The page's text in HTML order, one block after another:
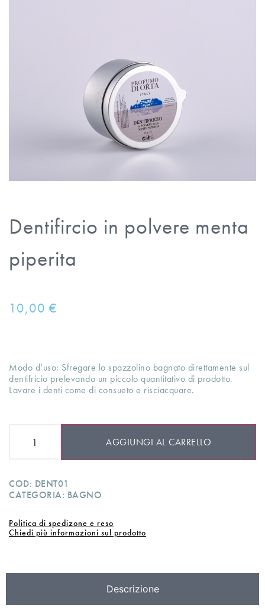
Dentifircio in polvere menta
piperita
10,00 €
Modo d’uso: Sfregare lo spazzolino bagnato direttamente sul
dentifricio prelevando un piccolo quantitativo di prodotto.
Lavare i denti come di consueto e risciacquare.
AGGIUNGI AL CARRELLO
COD: DENT01
CATEGORIA: BAGNO
Politica di spedizone e reso
Chiedi più informazioni sul prodotto
Descrizione